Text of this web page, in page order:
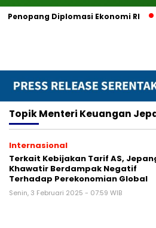
Diplomasi Ekonomi RI
TopikMenteri Keuangan
Internasional
Terkait Kebijakan Tarif AS,
Khawatir Berdampak Negatif
Terhadap Perekonomian Global
Senin, 3 Februari 2025 - 07:59 WIB